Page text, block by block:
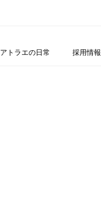
アトラエの日常 採用情報